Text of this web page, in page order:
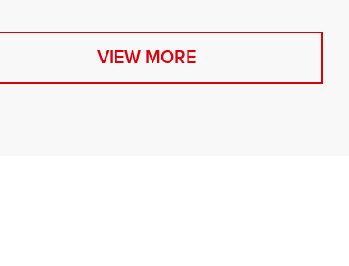
VIEW MORE